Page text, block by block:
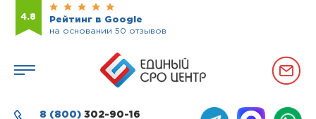
4.8
Рейтинг в Google
на основании 50 отзывов
8 (800) 302-90-16